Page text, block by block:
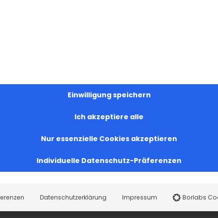
Einwilligung speichern
Ich akzeptiere alle
Nur essenzielle Cookies akzeptieren
Individuelle Datenschutz-Präferenzen
Datenschutzerklärung Impressum Borlabs